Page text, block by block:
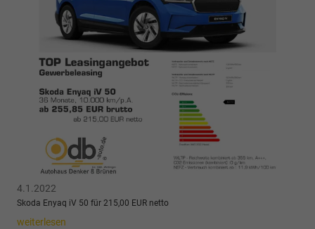
4.1.2022
Skoda Enyaq iV 50 für 215,00 EUR netto
weiterlesen